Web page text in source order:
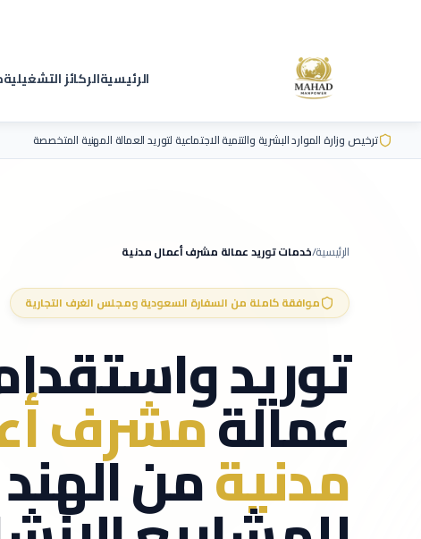
الرئيسيةالركائز التشغيلية
ترخيص وزارة الموارد البشرية والتنمية الاجتماعية لتوريد العمالة المهنية المتخصصة
الرئيسية/خدمات توريد عمالة مشرف أعمال مدنية
موافقة كاملة من السفارة السعودية ومجلس الغرف التجارية
توريد
عمالةمشرف
مدنيةمن الهند